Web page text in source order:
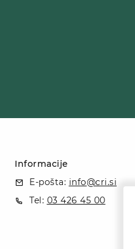
Informacije
E-pošta: info@cri.si
Tel: 03 426 45 00